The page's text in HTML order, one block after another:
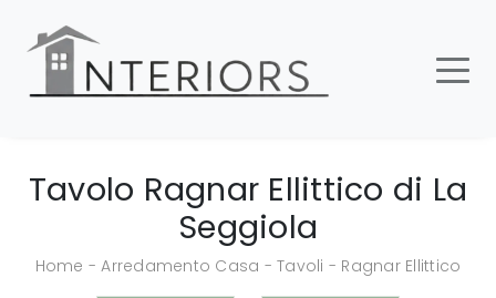
Tavolo Ragnar Ellittico di La
Seggiola
Home -Arredamento Casa -Tavoli - Ragnar Ellittico